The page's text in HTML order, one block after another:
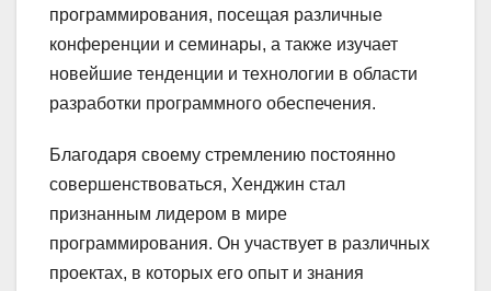
программирования, посещая различные
конференции и семинары, а также изучает
новейшие тенденции и технологии в области
разработки программного обеспечения.
Благодаря своему стремлению постоянно
совершенствоваться, Хенджин стал
признанным лидером в мире
программирования. Он участвует в различных
проектах, в которых его опыт и знания